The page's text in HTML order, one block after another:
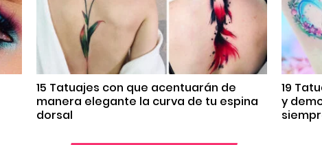
15 Tatuajes con que acentuarán de
manera elegante la curva de tu espina
dorsal
19
y